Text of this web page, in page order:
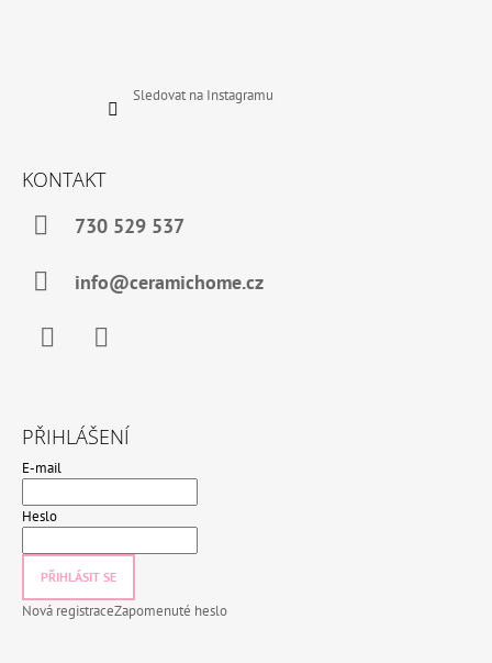
Sledovat na Instagramu
KONTAKT
730 529 537
info@ceramichome.cz
PŘIHLÁŠENÍ
E-mail
Heslo
PŘIHLÁSIT SE
Nová registraceZapomenuté heslo